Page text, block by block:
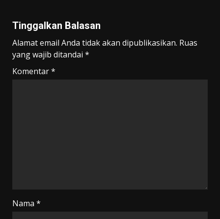
Tinggalkan Balasan
Alamat email Anda tidak akan dipublikasikan. Ruas
yang wajib ditandai *
Komentar*
Nama *